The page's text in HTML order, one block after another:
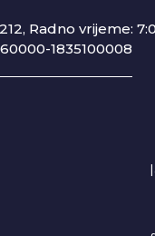
Radno vrijeme:
1835100008